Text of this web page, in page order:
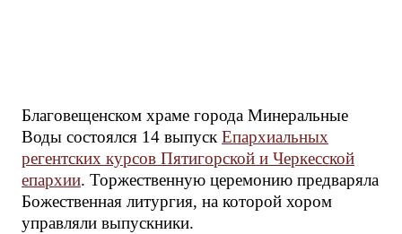
Благовещенском храме города Минеральные
Воды состоялся 14 выпускЕпархиальных
регентских курсов Пятигорской и Черкесской
епархии. Торжественную церемонию предваряла
Божественная литургия, на которой хором
управляли выпускники.